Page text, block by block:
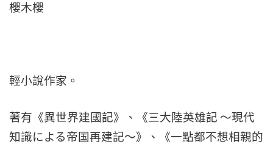
櫻木櫻
輕小說作家。
著有《異世界建國記》、《三大陸英雄記 ～現代
知識による帝国再建記～》、《一點都不想相親的